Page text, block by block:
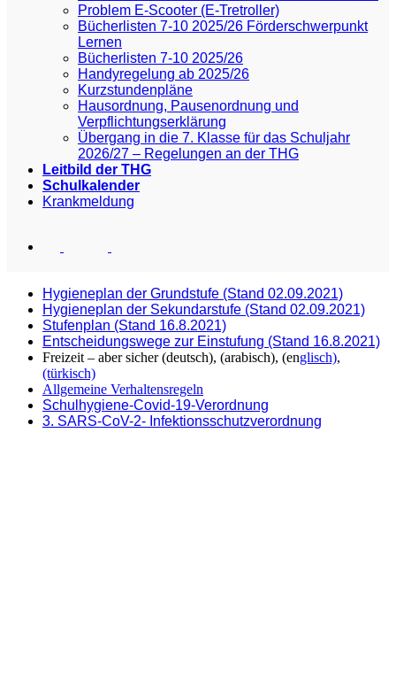
Problem E-Scooter (E-Tretroller)
Bücherlisten 7-10 2025/26 Förderschwerpunkt
Lernen
Bücherlisten 7-10 2025/26
Handyregelung ab 2025/26
Kurzstundenpläne
Hausordnung, Pausenordnung und
Verpflichtungserklärung
Übergang in die 7. Klasse für das Schuljahr
2026/27 – Regelungen an der THG
Leitbild der THG
Schulkalender
Krankmeldung
Hygieneplan der Grundstufe (Stand 02.09.2021)
Hygieneplan der Sekundarstufe (Stand 02.09.2021)
Stufenplan (Stand 16.8.2021)
Entscheidungswege zur Einstufung (Stand 16.8.2021)
Freizeit – aber sicher (deutsch), (arabisch), (englisch),
(türkisch)
Allgemeine Verhaltensregeln
Schulhygiene-Covid-19-Verordnung
3. SARS-CoV-2- Infektionsschutzverordnung